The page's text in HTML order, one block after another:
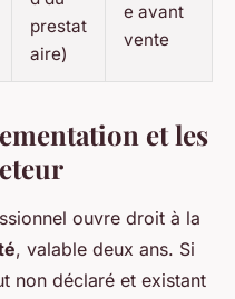
prestat
aire)
e avant
vente
et les
ouvre droit à la
, valable deux ans. Si
non déclaré et existant